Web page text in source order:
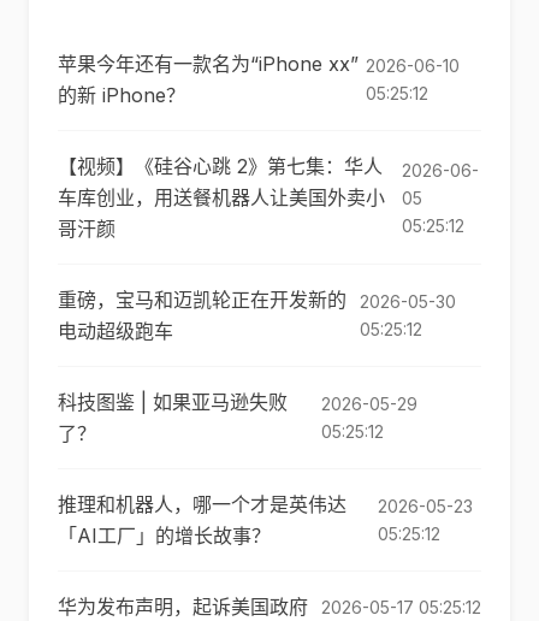
苹果今年还有一款名为“iPhone xx”
的新 iPhone？
2026-06-10
05:25:12
【视频】《硅谷心跳 2》第七集：华人
车库创业，用送餐机器人让美国外卖小
哥汗颜
2026-06-
05
05:25:12
重磅，宝马和迈凯轮正在开发新的
电动超级跑车
2026-05-30
05:25:12
科技图鉴 | 如果亚马逊失败
了？
2026-05-29
05:25:12
推理和机器人，哪一个才是英伟达
「AI工厂」的增长故事？
2026-05-23
05:25:12
华为发布声明，起诉美国政府 2026-05-17 05:25:12